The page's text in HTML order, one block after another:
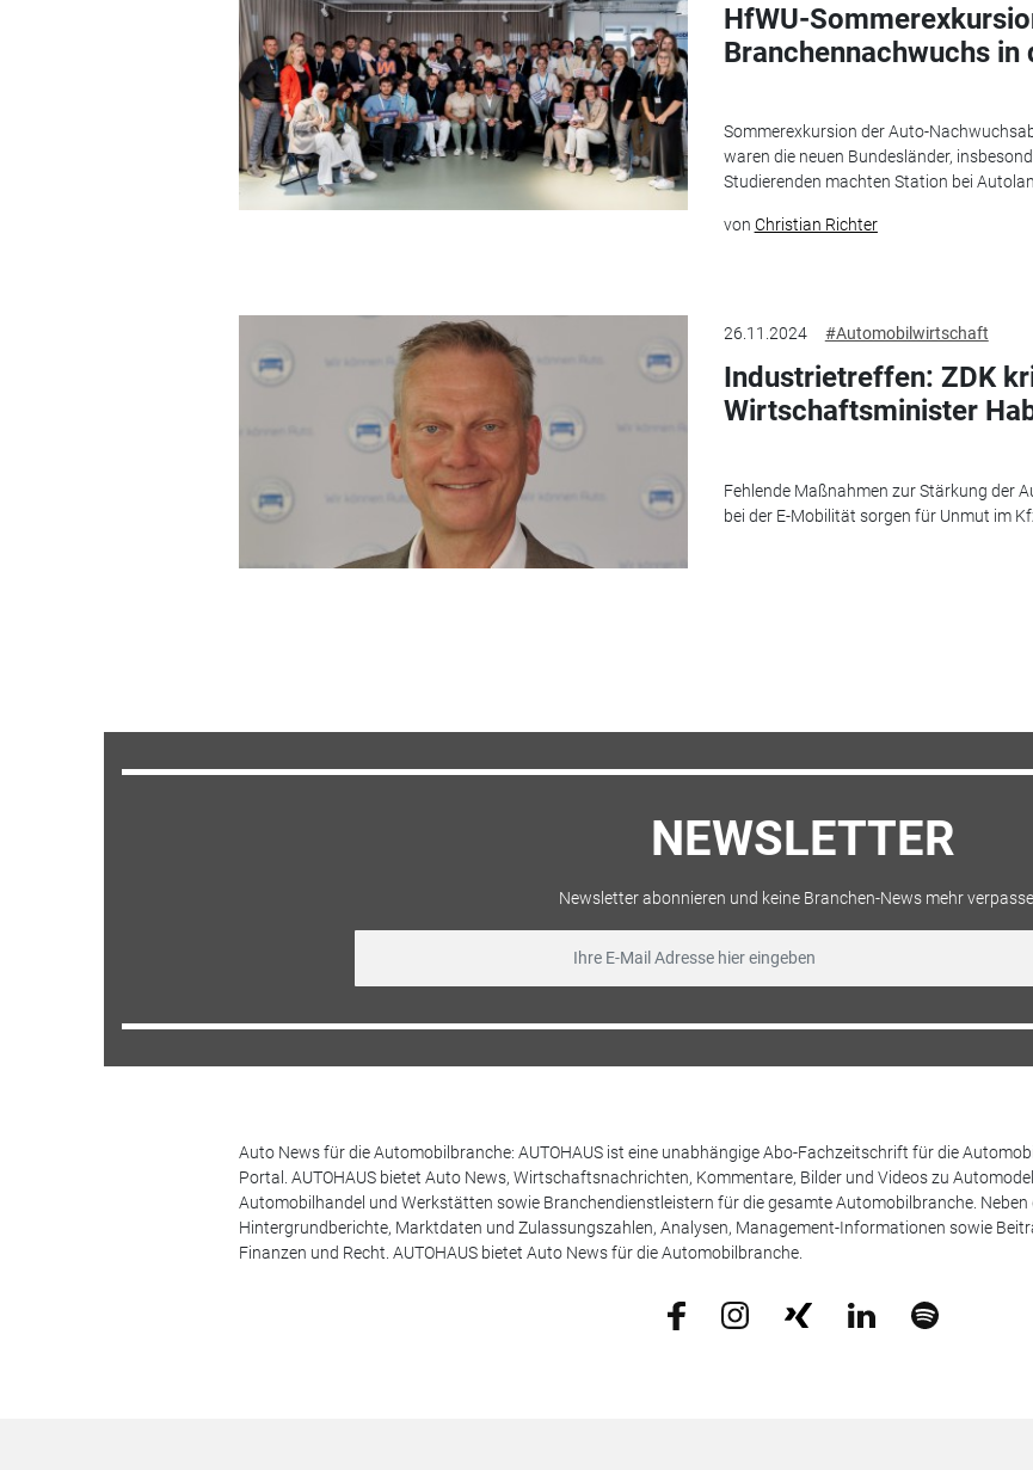
HfWU-
Branchennachwuchs
Sommerexkursion der Auto-
waren die neuen Bundesländer,
Studierenden machten Station bei
von Christian Richter
26.11.2024 #Automobilwirtschaft
Industrietreffen: ZDK
Wirtschaftsminister
Fehlende Maßnahmen zur Stärkung der
bei der E-Mobilität sorgen für Unmut im
NEWSLETTER
Newsletter abonnieren und keine Branchen-News mehr
Auto News für die Automobilbranche: AUTOHAUS ist eine unabhängige Abo-Fachzeitschrift für die
Portal. AUTOHAUS bietet Auto News, Wirtschaftsnachrichten, Kommentare, Bilder und Videos zu
Automobilhandel und Werkstätten sowie Branchendienstleistern für die gesamte Automobilbranche.
Hintergrundberichte, Marktdaten und Zulassungszahlen, Analysen, Management-Informationen sowie
Finanzen und Recht. AUTOHAUS bietet Auto News für die Automobilbranche.